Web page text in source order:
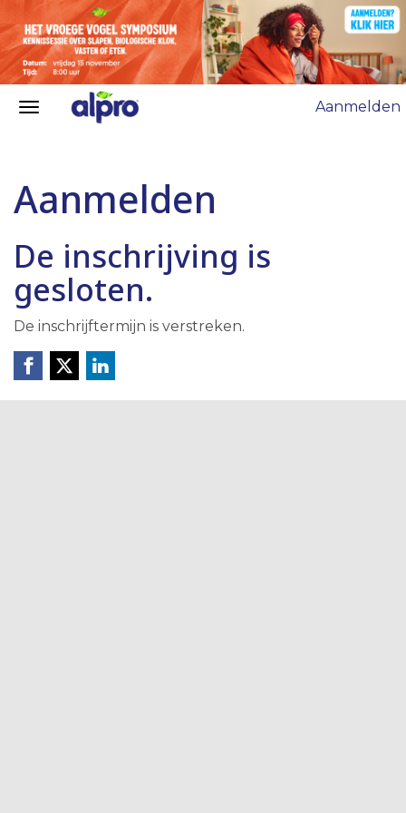
Aanmelden
Aanmelden
De inschrijving is
gesloten.
De inschrijftermijn is verstreken.